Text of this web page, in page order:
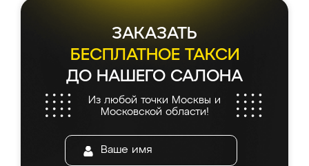
ЗАКАЗАТЬ
БЕСПЛАТНОЕ ТАКСИ
ДО НАШЕГО САЛОНА
Из любой точки Москвы и
Московской области!